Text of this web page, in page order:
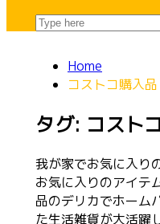
Home
コストコ購入品
タグ: コスト
我が家でお気に入り
お気に入りのアイテ
品のデリカでホーム
た生活雑貨が大活躍